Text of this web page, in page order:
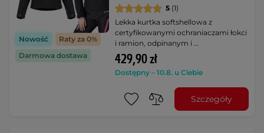
Nowość
Raty za 0%
Darmowa dostawa
5 (1)
Lekka kurtka softshellowa z
certyfikowanymi ochraniaczami łokci
i ramion, odpinanym i …
429,90 zł
Dostępny – 10.8. u Ciebie
Szczegóły